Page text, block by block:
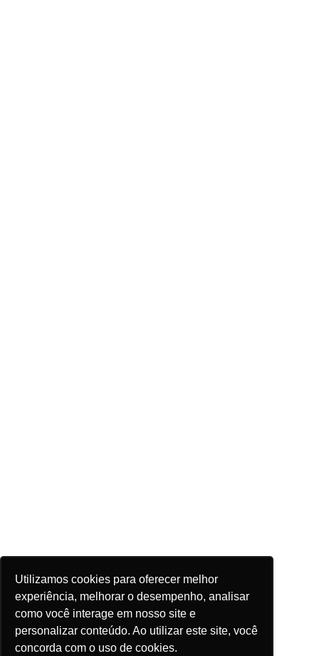
Utilizamos cookies para oferecer melhor
experiência, melhorar o desempenho, analisar
como você interage em nosso site e
personalizar conteúdo. Ao utilizar este site, você
concorda com o uso de cookies.